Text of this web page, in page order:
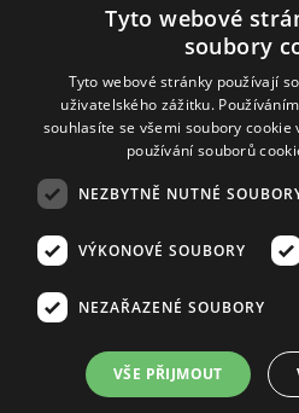
Barrandov Televizní Studio,
Kříženeckého nám. 322
152 00 Praha 5
IČ 416 93 311
© 2008–2026 EMPRESA MEDIA,
Zásady ochrany osobních a
Informace o měření sledovanosti
Nielsen Digital Measurement
.
Tyto webové
soubory
Tyto webové stránky používají
uživatelského zážitku.
souhlasíte se všemi soubory cookie
používání souborů
NEZBYTNĚ NUTNÉ
VÝKONOVÉ SOUBORY
NEZAŘAZENÉ SOUBORY
VŠE PŘIJMOUT